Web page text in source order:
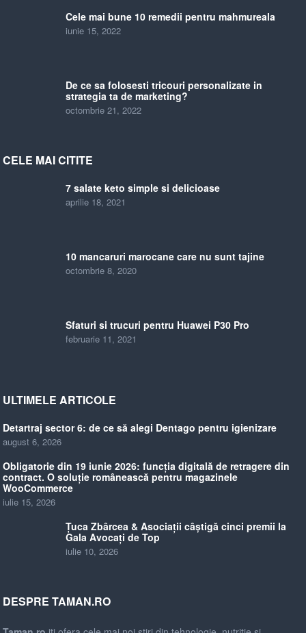
Cele mai bune 10 remedii pentru mahmureala
iunie 15, 2022
De ce sa folosesti tricouri personalizate in
strategia ta de marketing?
octombrie 21, 2022
CELE MAI CITITE
7 salate keto simple si delicioase
aprilie 18, 2021
10 mancaruri marocane care nu sunt tajine
octombrie 8, 2020
Sfaturi si trucuri pentru Huawei P30 Pro
februarie 11, 2021
ULTIMELE ARTICOLE
Detartraj sector 6: de ce să alegi Dentago pentru igienizare
august 6, 2026
Obligatorie din 19 iunie 2026: funcția digitală de retragere din
contract. O soluție românească pentru magazinele
WooCommerce
iulie 15, 2026
Țuca Zbârcea & Asociații câștigă cinci premii la
Gala Avocați de Top
iulie 10, 2026
DESPRE TAMAN.RO